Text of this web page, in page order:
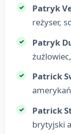
Patryk
reżyser,
Patryk
Patrick
Patrick
brytyjski